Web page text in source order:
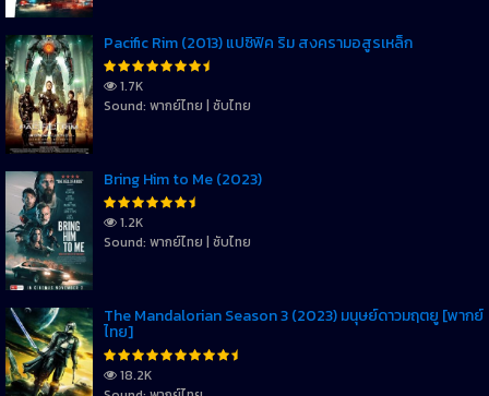
Pacific Rim (2013) แปซิฟิค ริม สงครามอสูรเหล็ก
1.7K
Sound: พากย์ไทย | ซับไทย
Bring Him to Me (2023)
1.2K
Sound: พากย์ไทย | ซับไทย
The Mandalorian Season 3 (2023) มนุษย์ดาวมฤตยู [พากย์
ไทย]
18.2K